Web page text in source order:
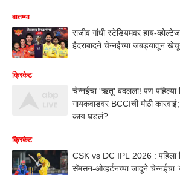
बातम्या
राजीव गांधी स्टेडियमवर हाय-
हैदराबादने चेन्नईच्या जबड्यातून
क्रिकेट
चेन्नईचा 'ऋतू' बदलला! पण पहिल्या
गायकवाडवर BCCIची मोठी
काय घडलं?
क्रिकेट
CSK vs DC IPL 2026 : पहिला
सॅमसन-ओव्हर्टनच्या जादूने चेन्नईचा